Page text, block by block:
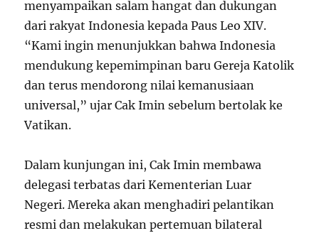
menyampaikan salam hangat dan dukungan
dari rakyat Indonesia kepada Paus Leo XIV.
“Kami ingin menunjukkan bahwa Indonesia
mendukung kepemimpinan baru Gereja Katolik
dan terus mendorong nilai kemanusiaan
universal,” ujar Cak Imin sebelum bertolak ke
Vatikan.
Dalam kunjungan ini, Cak Imin membawa
delegasi terbatas dari Kementerian Luar
Negeri. Mereka akan menghadiri pelantikan
resmi dan melakukan pertemuan bilateral